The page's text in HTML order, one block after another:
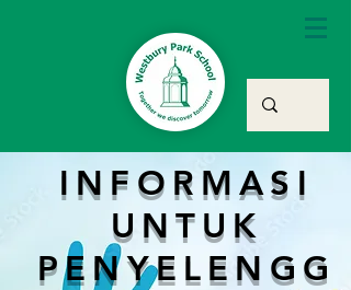
INFORMASI
UNTUK
PENYELENGG